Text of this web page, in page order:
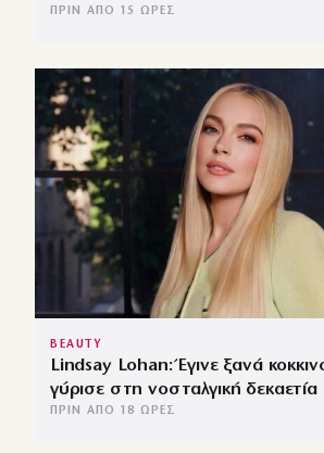
ΠΡΙΝ ΑΠΌ 15 ΏΡΕΣ
BEAUTY
Lindsay Lohan: Έγινε ξανά
γύρισε στη νοσταλγική
ΠΡΙΝ ΑΠΌ 18 ΏΡΕΣ